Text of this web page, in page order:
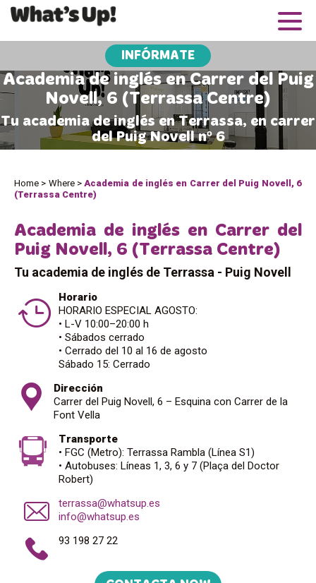
INFÓRMATE
Academia de inglés en Carrer del Puig
Novell, 6 (Terrassa Centre)
Tu academia de inglés en Terrassa, en carrer
del Puig Novell nº 6
Home > Where>Academia de inglés en Carrer del Puig Novell, 6
(Terrassa Centre)
Academia de inglés en Carrer del
Puig Novell, 6 (Terrassa Centre)
Tu academia de inglés de Terrassa - Puig Novell
Horario
HORARIO ESPECIAL AGOSTO:
• L-V 10:00–20:00 h
• Sábados cerrado
• Cerrado del 10 al 16 de agosto
Sábado 15: Cerrado
Dirección
Carrer del Puig Novell, 6 – Esquina con Carrer de la
Font Vella
Transporte
• FGC (Metro): Terrassa Rambla (Línea S1)
• Autobuses: Líneas 1, 3, 6 y 7 (Plaça del Doctor
Robert)
terrassa@whatsup.es
info@whatsup.es
93 198 27 22